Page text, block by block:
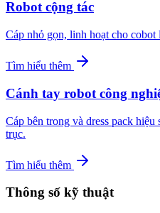
Robot cộng tác
Cáp nhỏ gọn, linh hoạt cho
Tìm hiểu thêm
Cánh tay robot công
Cáp bên trong và dress pack
trục.
Tìm hiểu thêm
Thông số kỹ thuật